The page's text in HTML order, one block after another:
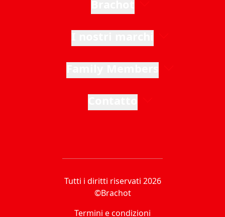
Tutti i diritti riservati 2026
©Brachot
Termini e condizioni